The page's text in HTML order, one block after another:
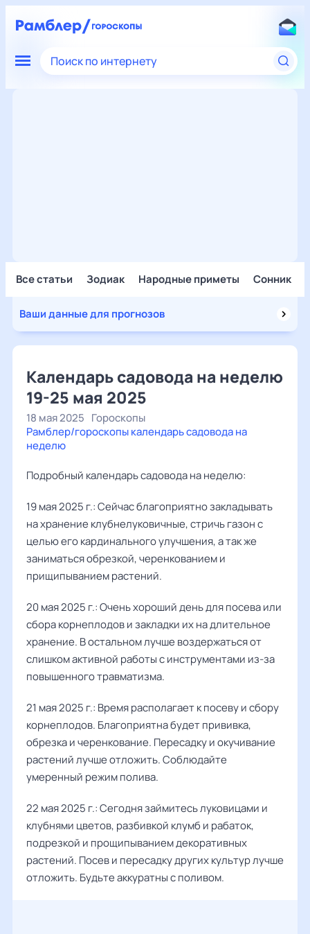
Поиск по интернету
Все статьи Зодиак Народные приметы Сонник
Ваши данные для прогнозов
Календарь садовода на неделю
19-25 мая 2025
18 мая 2025 Гороскопы
Рамблер/гороскопы календарь садовода на
неделю
Подробный календарь садовода на неделю:
19 мая 2025 г.: Сейчас благоприятно закладывать
на хранение клубнелуковичные, стричь газон с
целью его кардинального улучшения, а так же
заниматься обрезкой, черенкованием и
прищипыванием растений.
20 мая 2025 г.: Очень хороший день для посева или
сбора корнеплодов и закладки их на длительное
хранение. В остальном лучше воздержаться от
слишком активной работы с инструментами из-за
повышенного травматизма.
21 мая 2025 г.: Время располагает к посеву и сбору
корнеплодов. Благоприятна будет прививка,
обрезка и черенкование. Пересадку и окучивание
растений лучше отложить. Соблюдайте
умеренный режим полива.
22 мая 2025 г.: Сегодня займитесь луковицами и
клубнями цветов, разбивкой клумб и рабаток,
подрезкой и прощипыванием декоративных
растений. Посев и пересадку других культур лучше
отложить. Будьте аккуратны с поливом.